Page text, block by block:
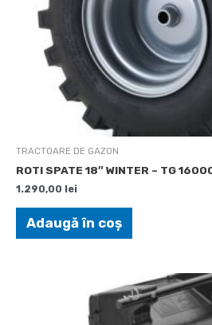
TRACTOARE DE GAZON
ROTI SPATE 18″ WINTER – TG
1.290,00 lei
Adaugă în coș